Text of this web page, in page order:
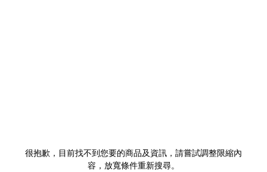
很抱歉，目前找不到您要的商品及資訊，請嘗試調整限縮內
容，放寬條件重新搜尋。